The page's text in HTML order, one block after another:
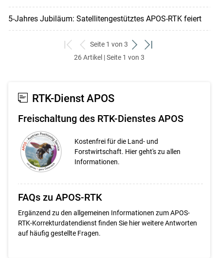
5-Jahres Jubiläum: Satellitengestütztes APOS-RTK feiert
zum
ersten
zurück
zum
Seite 1 von 3
weiter
zum
zum
26 Artikel | Seite 1 von 3
RTK-Dienst APOS
Freischaltung des RTK-Dienstes APOS
Kostenfrei für die Land- und
Forstwirtschaft. Hier geht's zu allen
Informationen.
FAQs zu APOS-RTK
Ergänzend zu den allgemeinen Informationen zum APOS-
RTK-Korrekturdatendienst finden Sie hier weitere Antworten
auf häufig gestellte Fragen.